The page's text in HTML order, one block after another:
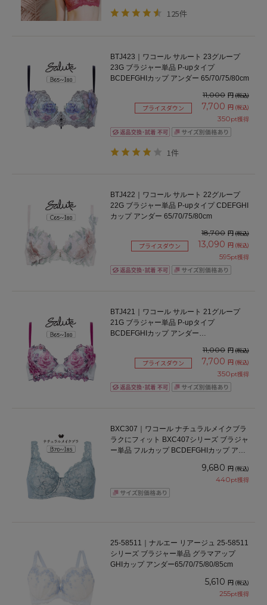
125件
BTJ423｜ワコール サルート 23グループ
23G ブラジャー単品 P-upタイプ
BCDEFGHIカップ アンダー 65/70/75/80cm
11,000 円(税込)
プライスダウン 7,700 円 (税込)
350pt獲得
1件
BTJ422｜ワコール サルート 22グループ
22G ブラジャー単品 P-upタイプ CDEFGHI
カップ アンダー 65/70/75/80cm
18,700 円(税込)
プライスダウン 13,090 円 (税込)
595pt獲得
BTJ421｜ワコール サルート 21グループ
21G ブラジャー単品 P-upタイプ
BCDEFGHIカップ アンダー
11,000 円(税込)
プライスダウン 7,700 円 (税込)
350pt獲得
BXC307｜ワコール ナチュラルメイクブラ
ラクにフィット BXC407シリーズ ブラジャ
ー単品 フルカップ BCDEFGHIカップ アン
9,680 円 (税込)
440pt獲得
25-58511｜ナルエー リアージュ 25-58511
シリーズ ブラジャー単品 グラマアップ
GHIカップ アンダー65/70/75/80/85cm
5,610 円 (税込)
255pt獲得